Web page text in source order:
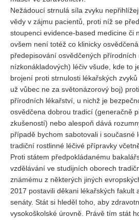
Nežádoucí strnulá síla zvyku
vědy v zájmu pacientů, proti níž se
stoupenci evidence-based medicine či
ovšem není totéž co klinicky
předepisování osvědčených přírodních
nízkonákladových) léčiv všude, kde to
brojení proti strnulosti lékařských
už vůbec ne za světonázorový boj)
přírodních lékařství, u nichž je
osvědčena dobrou tradicí (generačně
zkušeností) nebo alespoň dává
případě bychom sabotovali i současné
tradiční rostlinné léčivé přípravky
Proti státem předpokládanému
vzdělávání ve studijních oborech
známému z některých jiných
2017 postavili děkani lékařských fakult
senáty. Stát si hleděl toho, aby
vysokoškolské úrovně. Právě tím stát